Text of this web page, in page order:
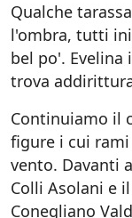
Qualche
l'ombra, tutti
bel po'.
trova
Continuiamo il
figure i cui
vento. Davanti
Colli Asolani e
Conegliano